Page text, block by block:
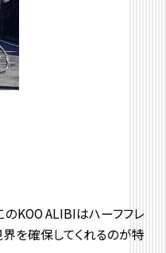
のKOO ALIBIはハーフフレ
を確保してくれるのが特